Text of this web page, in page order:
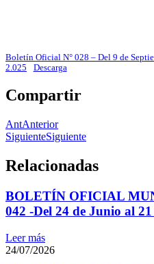
Boletín Oficial N° 028 – Del 9 de
2.025
Descarga
Compartir
AntAnterior
SiguienteSiguiente
Relacionadas
BOLETÍN OFICIAL
042 -Del 24 de Junio al
Leer más
24/07/2026